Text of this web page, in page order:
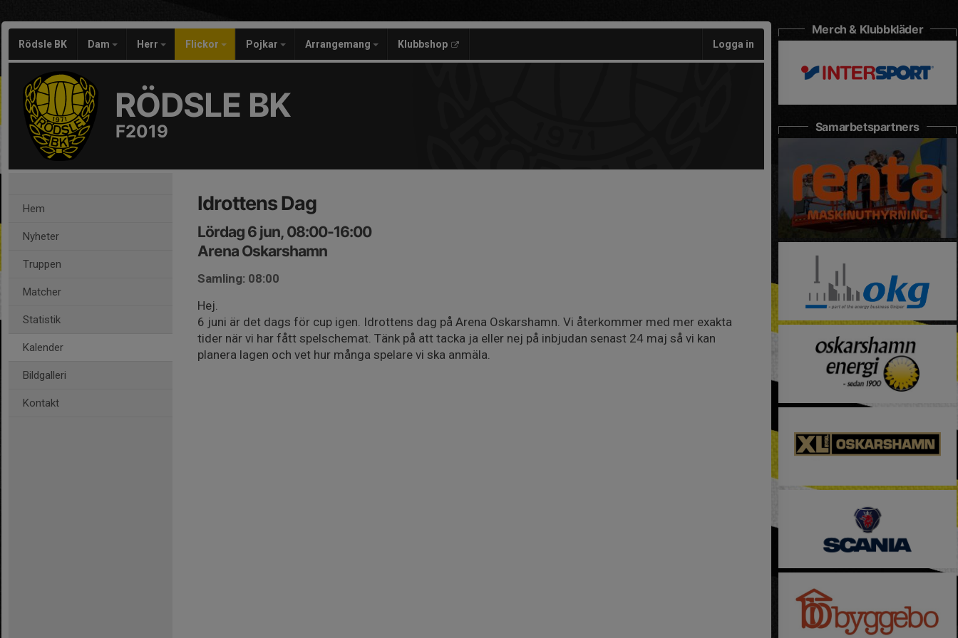
Rödsle BK Dam Herr Flickor Pojkar Arrangemang Klubbshop Logga in
RÖDSLE BK
F2019
Hem
Nyheter
Truppen
Matcher
Statistik
Kalender
Bildgalleri
Kontakt
Idrottens Dag
Lördag 6 jun, 08:00-16:00
Arena Oskarshamn
Samling: 08:00
Hej.
6 juni är det dags för cup igen. Idrottens dag på Arena Oskarshamn. Vi återkommer med mer exakta
tider när vi har fått spelschemat. Tänk på att tacka ja eller nej på inbjudan senast 24 maj så vi kan
planera lagen och vet hur många spelare vi ska anmäla.
Merch & Klubbkläder
Samarbetspartners